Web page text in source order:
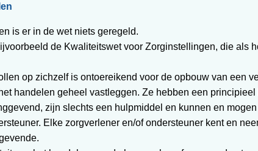
is er in de wet niets geregeld.
de Kwaliteitswet voor Zorginstellingen, die als
op zichzelf is ontoereikend voor de opbouw van een
handelen geheel vastleggen. Ze hebben een
zijn slechts een hulpmiddel en kunnen en
Elke zorgverlener en/of ondersteuner kent en